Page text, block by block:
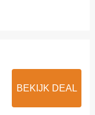
BEKIJK DEAL